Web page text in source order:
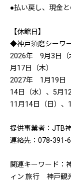
●払い戻し、現金
【休館日】
◆神戸須磨シーワ
2026年 9月3日（
月17日（木）
2027年 1月19日
14日（水）、5月
11月14日（日）、
提供事業者：JTB
連絡先：078-391-
関連キーワード：
ィン 旅行 神戸観